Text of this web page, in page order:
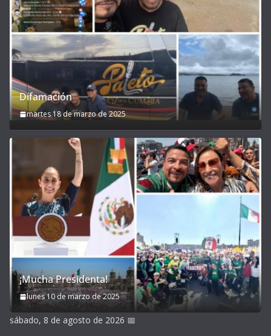
Difamación
martes 18 de marzo de 2025
¡Mucha Presidenta!
lunes 10 de marzo de 2025
sábado, 8 de agosto de 2026 📅